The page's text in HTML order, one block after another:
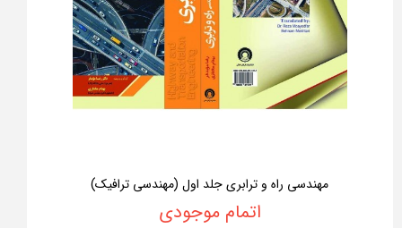
مهندسی راه و ترابری جلد اول (مهندسی ترافیک)
اتمام موجودی